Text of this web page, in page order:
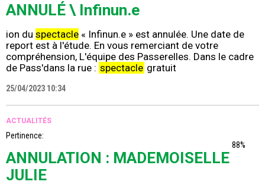
ANNULÉ \ Infinun.e
ion du spectacle « Infinun.e » est annulée. Une date de
report est à l'étude. En vous remerciant de votre
compréhension, L'équipe des Passerelles. Dans le cadre
de Pass'dans la rue : spectacle gratuit
25/04/2023 10:34
ACTUALITÉS
Pertinence:
88%
ANNULATION : MADEMOISELLE
JULIE